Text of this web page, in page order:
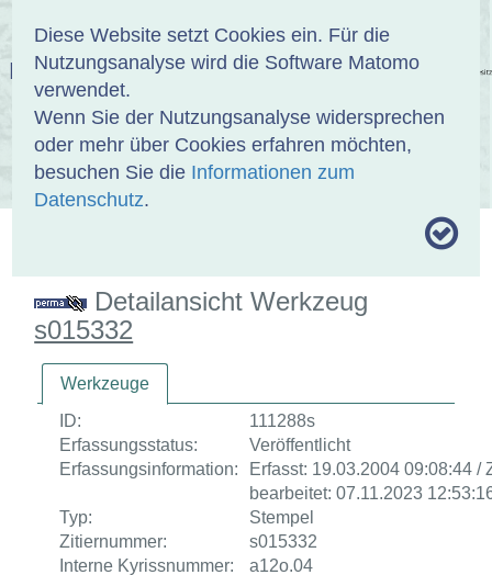
Diese Website setzt Cookies ein. Für die
Nutzungsanalyse wird die Software Matomo
verwendet.
Wenn Sie der Nutzungsanalyse widersprechen
oder mehr über Cookies erfahren möchten,
besuchen Sie die Informationen zum
Datenschutz.
EINBANDDATENBANK
ÜBER UNS SAMMLUNGEN SUCHE
Detailansicht Werkzeug
s015332
Werkzeuge
ID:
111288s
Erfassungsstatus:
Veröffentlicht
Erfassungsinformation:
Erfasst: 19.03.2004 09:08:44 /
bearbeitet: 07.11.2023
Typ:
Stempel
Zitiernummer:
s015332
Interne Kyrissnummer:
a12o.04